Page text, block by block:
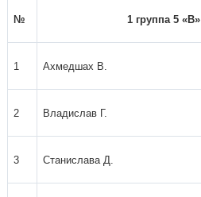
№ 1 группа 5 «В»
1 Ахмедшах В.
2 Владислав Г.
3 Станислава Д.